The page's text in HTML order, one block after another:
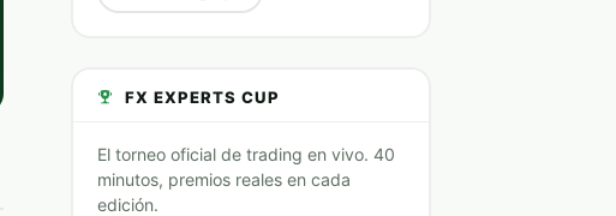
FX EXPERTS CUP
El torneo oficial de trading en vivo. 40
minutos, premios reales en cada
edición.